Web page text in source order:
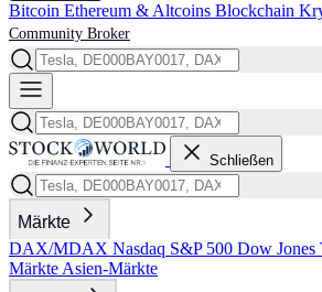
Bitcoin Ethereum & Altcoins Blockchain
Community Broker
Schließen
Märkte
DAX/MDAX Nasdaq S&P 500 Dow Jones
Märkte Asien-Märkte